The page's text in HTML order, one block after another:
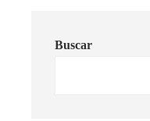
Buscar